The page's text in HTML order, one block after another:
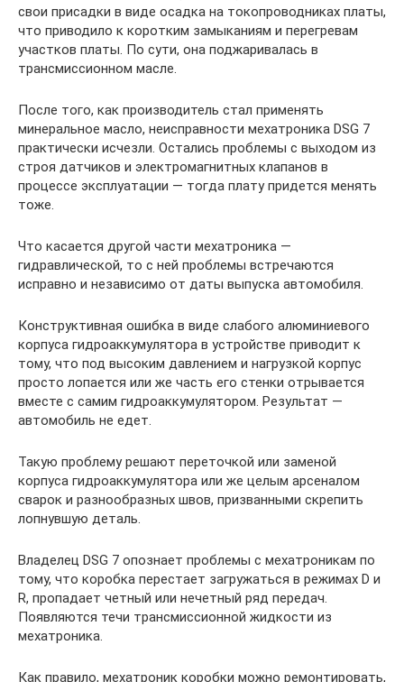
свои присадки в виде осадка на токопроводниках платы,
что приводило к коротким замыканиям и перегревам
участков платы. По сути, она поджаривалась в
трансмиссионном масле.
После того, как производитель стал применять
минеральное масло, неисправности мехатроника DSG 7
практически исчезли. Остались проблемы с выходом из
строя датчиков и электромагнитных клапанов в
процессе эксплуатации — тогда плату придется менять
тоже.
Что касается другой части мехатроника —
гидравлической, то с ней проблемы встречаются
исправно и независимо от даты выпуска автомобиля.
Конструктивная ошибка в виде слабого алюминиевого
корпуса гидроаккумулятора в устройстве приводит к
тому, что под высоким давлением и нагрузкой корпус
просто лопается или же часть его стенки отрывается
вместе с самим гидроаккумулятором. Результат —
автомобиль не едет.
Такую проблему решают переточкой или заменой
корпуса гидроаккумулятора или же целым арсеналом
сварок и разнообразных швов, призванными скрепить
лопнувшую деталь.
Владелец DSG 7 опознает проблемы с мехатроникам по
тому, что коробка перестает загружаться в режимах D и
R, пропадает четный или нечетный ряд передач.
Появляются течи трансмиссионной жидкости из
мехатроника.
Как правило, мехатроник коробки можно ремонтировать,